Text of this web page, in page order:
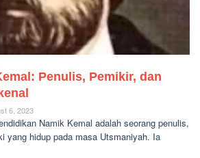
Penulis, Pemikir, dan
6, 2023
Namik Kemal adalah seorang penulis,
yang hidup pada masa Utsmaniyah. Ia